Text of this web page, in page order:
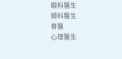
眼科醫生
婦科醫生
脊醫
心理醫生